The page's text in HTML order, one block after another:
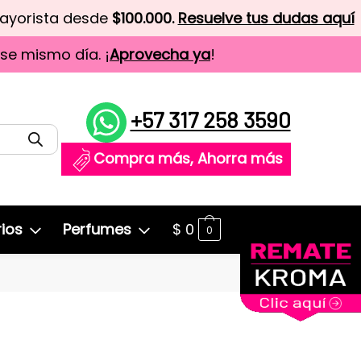
desde $100.000. Resuelve tus dudas aquí
mismo día. ¡Aprovecha ya!
+57 317 258 3590
Compra más, Ahorra más
Perfumes $ 0 0